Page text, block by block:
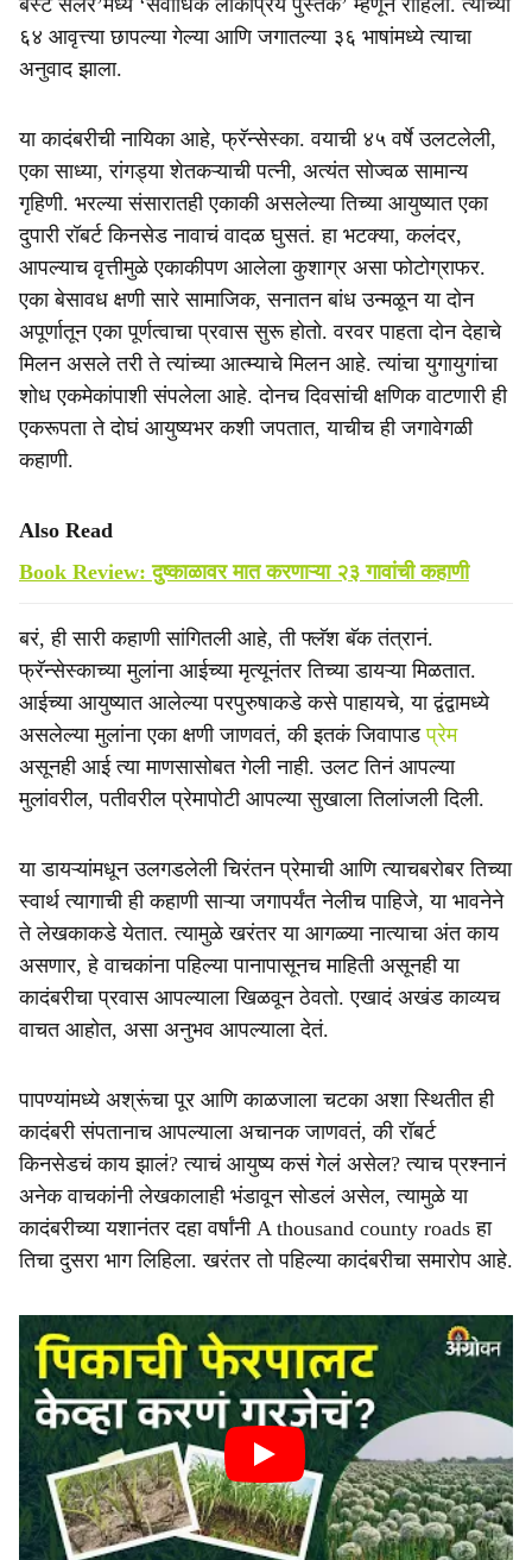
बेस्ट सेलर’मध्ये ‘सर्वाधिक लोकप्रिय पुस्तक’ म्हणून राहिली. त्याच्या
६४ आवृत्त्या छापल्या गेल्या आणि जगातल्या ३६ भाषांमध्ये त्याचा
अनुवाद झाला.
या कादंबरीची नायिका आहे, फ्रॅन्सेस्का. वयाची ४५ वर्षे उलटलेली,
एका साध्या, रांगड्या शेतकऱ्याची पत्नी, अत्यंत सोज्वळ सामान्य
गृहिणी. भरल्या संसारातही एकाकी असलेल्या तिच्या आयुष्यात एका
दुपारी रॉबर्ट किनसेड नावाचं वादळ घुसतं. हा भटक्या, कलंदर,
आपल्याच वृत्तीमुळे एकाकीपण आलेला कुशाग्र असा फोटोग्राफर.
एका बेसावध क्षणी सारे सामाजिक, सनातन बांध उन्मळून या दोन
अपूर्णातून एका पूर्णत्वाचा प्रवास सुरू होतो. वरवर पाहता दोन देहाचे
मिलन असले तरी ते त्यांच्या आत्म्याचे मिलन आहे. त्यांचा युगायुगांचा
शोध एकमेकांपाशी संपलेला आहे. दोनच दिवसांची क्षणिक वाटणारी ही
एकरूपता ते दोघं आयुष्यभर कशी जपतात, याचीच ही जगावेगळी
कहाणी.
Also Read
Book Review: दुष्काळावर मात करणाऱ्या २३ गावांची कहाणी
बरं, ही सारी कहाणी सांगितली आहे, ती फ्लॅश बॅक तंत्रानं.
फ्रॅन्सेस्काच्या मुलांना आईच्या मृत्यूनंतर तिच्या डायऱ्या मिळतात.
आईच्या आयुष्यात आलेल्या परपुरुषाकडे कसे पाहायचे, या द्वंद्वामध्ये
असलेल्या मुलांना एका क्षणी जाणवतं, की इतकं जिवापाडप्रेम
असूनही आई त्या माणसासोबत गेली नाही. उलट तिनं आपल्या
मुलांवरील, पतीवरील प्रेमापोटी आपल्या सुखाला तिलांजली दिली.
या डायऱ्यांमधून उलगडलेली चिरंतन प्रेमाची आणि त्याचबरोबर तिच्या
स्वार्थ त्यागाची ही कहाणी साऱ्या जगापर्यंत नेलीच पाहिजे, या भावनेने
ते लेखकाकडे येतात. त्यामुळे खरंतर या आगळ्या नात्याचा अंत काय
असणार, हे वाचकांना पहिल्या पानापासूनच माहिती असूनही या
कादंबरीचा प्रवास आपल्याला खिळवून ठेवतो. एखादं अखंड काव्यच
वाचत आहोत, असा अनुभव आपल्याला देतं.
पापण्यांमध्ये अश्रूंचा पूर आणि काळजाला चटका अशा स्थितीत ही
कादंबरी संपतानाच आपल्याला अचानक जाणवतं, की रॉबर्ट
किनसेडचं काय झालं? त्याचं आयुष्य कसं गेलं असेल? त्याच प्रश्नानं
अनेक वाचकांनी लेखकालाही भंडावून सोडलं असेल, त्यामुळे या
कादंबरीच्या यशानंतर दहा वर्षांनी A thousand county roads हा
तिचा दुसरा भाग लिहिला. खरंतर तो पहिल्या कादंबरीचा समारोप आहे.